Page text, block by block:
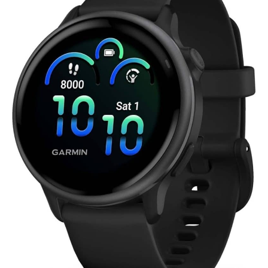
montre connectée s'intègre
parfaitement à tous les
smartphones modernes. Elle
regorge d'outils pratiques :
assistant vocal, calculatrice,
chronomètre, météo, lampe de
poche et même des jeux
éducatifs pour stimuler l'esprit.
Disponible en plusieurs coloris,
c'est l'idée cadeau parfaite
pour toutes les occasions :
Noël, anniversaires, fête des
mères ou des pères, Pâques et
Saint-Valentin. Son interface
intuitive et ses fonctions de
sécurité (trouver mon téléphone,
rappel sédentaire) la rendent
accessible aux jeunes comme
aux seniors. ✅[Expertise de 10
Ans & Garantie à Vie]
Investissez dans la qualité avec
un leader de l'industrie fort de
10 ans d'expérience. En tant que
fabricant disposant de sa
propre usine et d'un
département R&D indépendant,
nous mettons en œuvre des
mesures de contrôle qualité
extrêmement rigoureuses. Notre